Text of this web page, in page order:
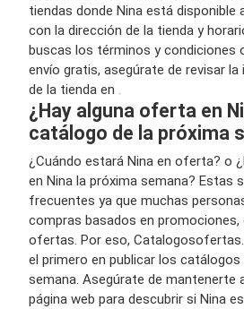
tiendas donde Nina está disponible
con la dirección de la tienda y
buscas los términos y condiciones
envío gratis, asegúrate de revisar
de la tienda en
¿Hay alguna oferta en
catálogo de la próxima
¿Cuándo estará Nina en oferta? o
en Nina la próxima semana? Estas
frecuentes ya que muchas
compras basados en
ofertas. Por eso,
el primero en publicar los catálogos
semana. Asegúrate de mantenerte
página web para descubrir si Nina